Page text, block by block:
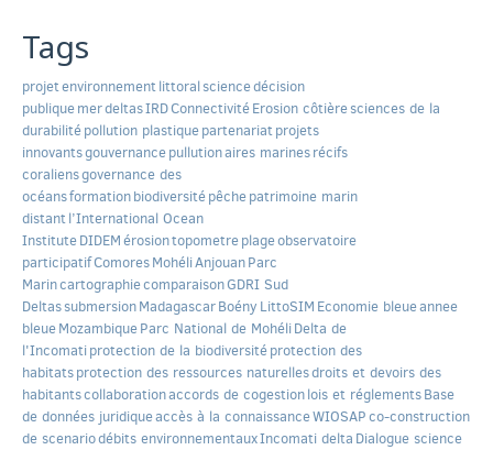
Tags
projetenvironnementlittoralsciencedécision
publiquemerdeltasIRDConnectivitéErosion côtièresciences de la
durabilitépollution plastiquepartenariatprojets
innovantsgouvernancepullutionaires marinesrécifs
coraliensgovernance des
océansformationbiodiversitépêchepatrimoine marin
distantl’International Ocean
InstituteDIDEMérosiontopometreplageobservatoire
participatifComoresMohéliAnjouanParc
MarincartographiecomparaisonGDRI Sud
DeltassubmersionMadagascarBoény LittoSIM Economie bleueannee
bleueMozambiqueParc National de MohéliDelta de
l'Incomatiprotection de la biodiversitéprotection des
habitatsprotection des ressources naturellesdroits et devoirs des
habitantscollaborationaccords de cogestionlois et réglementsBase
de données juridiqueaccès à la connaissanceWIOSAPco-construction
de scenariodébits environnementauxIncomati delta Dialogue science